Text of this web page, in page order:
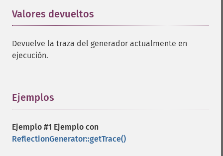
Valores devueltos
Devuelve la traza del generador actualmente en
ejecución.
Ejemplos
Ejemplo #1 Ejemplo con
ReflectionGenerator::getTrace()